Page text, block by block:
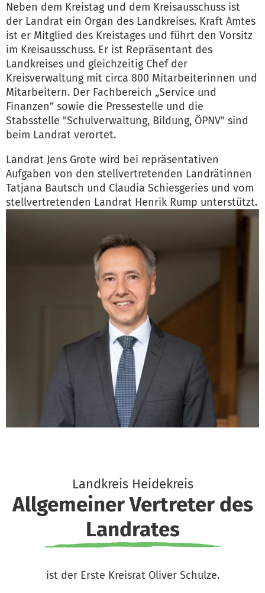
Neben dem Kreistag und dem Kreisausschuss ist
der Landrat ein Organ des Landkreises. Kraft Amtes
ist er Mitglied des Kreistages und führt den Vorsitz
im Kreisausschuss. Er ist Repräsentant des
Landkreises und gleichzeitig Chef der
Kreisverwaltung mit circa 800 Mitarbeiterinnen und
Mitarbeitern. Der Fachbereich „Service und
Finanzen“ sowie die Pressestelle und die
Stabsstelle "Schulverwaltung, Bildung, ÖPNV" sind
beim Landrat verortet.
Landrat Jens Grote wird bei repräsentativen
Aufgaben von den stellvertretenden Landrätinnen
Tatjana Bautsch und Claudia Schiesgeries und vom
stellvertretenden Landrat Henrik Rump unterstützt.
Landkreis Heidekreis
Allgemeiner Vertreter des
Landrates
ist der Erste Kreisrat Oliver Schulze.